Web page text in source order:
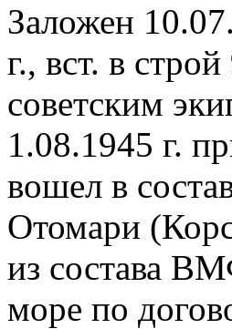
Заложен
г., вст. в
советским
1.08.1945 г.
вошел в
Отомари
из состава
море по